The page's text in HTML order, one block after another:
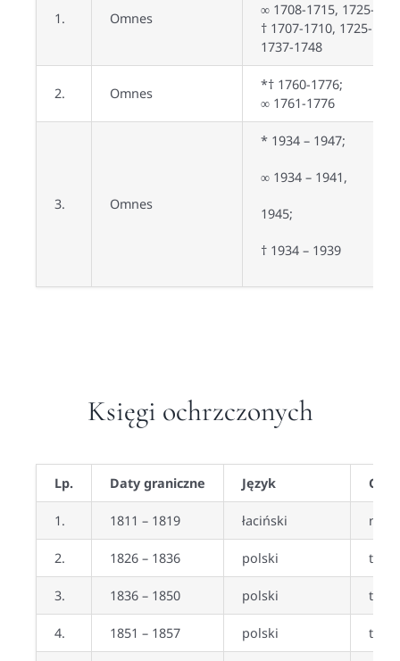
1. Omnes
∞ 1708-1715, 1725-
† 1707-1710, 1725-
1737-1748
2. Omnes
*† 1760-1776;
∞ 1761-1776
3. Omnes
* 1934 – 1947;
∞ 1934 – 1941,
1945;
† 1934 – 1939
Księgi ochrzczonych
Lp. Daty graniczne Język Czy
1. 1811 – 1819 łaciński nie
2. 1826 – 1836 polski tak
3. 1836 – 1850 polski tak
4. 1851 – 1857 polski tak